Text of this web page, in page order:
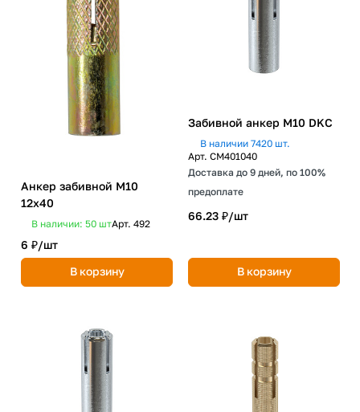
Анкер забивной М10
12х40
В наличии: 50 штАрт. 492
6 ₽/шт
В корзину
Забивной анкер М10 DKC
В наличии 7420 шт.
Арт. CM401040
Доставка до 9 дней, по 100%
предоплате
66.23 ₽/шт
В корзину